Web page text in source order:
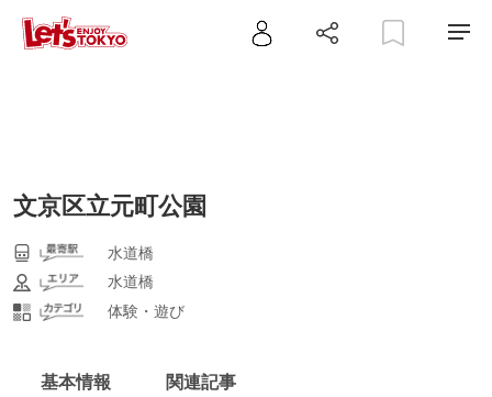
文京区立元町公園
水道橋
水道橋
体験・遊び
基本情報 関連記事